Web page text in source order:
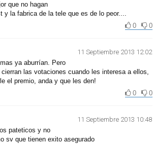
que no hagan
y la fabrica de la tele que es de lo peor....
0
0
11 Septiembre 2013 12:02
ya aburrían. Pero
las votaciones cuando les interesa a ellos,
el premio, anda y que les den!
0
0
11 Septiembre 2013 10:48
pateticos y no
sv que tienen exito asegurado